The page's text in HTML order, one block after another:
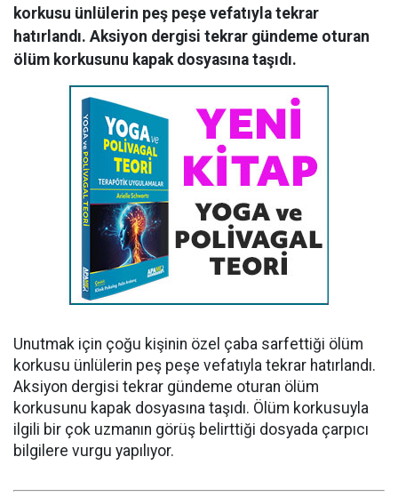
korkusu ünlülerin peş peşe vefatıyla tekrar
hatırlandı. Aksiyon dergisi tekrar gündeme oturan
ölüm korkusunu kapak dosyasına taşıdı.
Unutmak için çoğu kişinin özel çaba sarfettiği ölüm
korkusu ünlülerin peş peşe vefatıyla tekrar hatırlandı.
Aksiyon dergisi tekrar gündeme oturan ölüm
korkusunu kapak dosyasına taşıdı. Ölüm korkusuyla
ilgili bir çok uzmanın görüş belirttiği dosyada çarpıcı
bilgilere vurgu yapılıyor.